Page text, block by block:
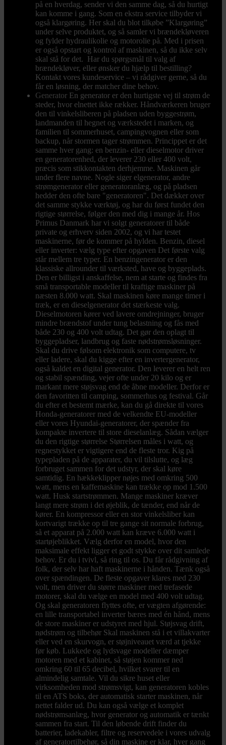
på en hverdag, sender vi den samme dag, så du hurtigt
kan komme i gang. Som en ekstra service tilbyder vi
også klargøring. Her skal du blot tilkøbe ”Klargøring”
under selve produktet, og så samler vi brændekløveren
og fylder hydraulikolie og motorolie på. Med i prisen
er også opstart og kontrol af maskinen, så du ikke selv
skal stå for det. Har du spørgsmål til valg af
brændekløver, eller ønsker du hjælp til bestilling?
Kontakt vores kundeservice – vi rådgiver gerne, så du
får en løsning, der matcher dine behov.
Generator En generator er den hurtigste vej til strøm de
steder, hvor elnettet ikke rækker. Håndværkeren bruger
den til vinkelsliberen på pladsen uden byggestrøm,
landmanden til hegnet og værkstedet i marken, og
familien til sommerhuset, campingvognen eller som
backup, når stormen tager strømmen. Princippet er det
samme hver gang: en benzin- eller dieselmotor driver
en generatorenhed, der leverer 230 eller 400 volt,
præcis som stikkontakten derhjemme. Maskinen går
under flere navne. Nogle siger elgenerator, andre
strømgenerator eller generatoranlæg, og på pladsen
hedder den ofte bare "generatoren". Det dækker over
det samme stykke værktøj, og har du først fundet den
rigtige størrelse, følger den med dig i mange år. Hos
Primus Danmark har vi solgt generatorer til både
private og erhverv siden 2002, og vi har testet
maskinerne, før de kommer på hylden. Benzin, diesel
eller inverter: vælg type efter opgaven Det første valg
står mellem tre typer. En benzingenerator er den
klassiske allrounder til værksted, have og byggeplads.
Den er billigst i anskaffelse, nem at starte og findes fra
små transportable modeller til kraftige maskiner på
næsten 8.000 watt. Skal maskinen køre mange timer i
træk, er en dieselgenerator det stærkeste valg.
Dieselmotoren kører ved lavere omdrejninger, bruger
mindre brændstof under tung belastning og fås med
både 230 og 400 volt udtag. Det gør den oplagt til
byggepladser, landbrug og faste nødstrømsløsninger.
Skal du drive følsom elektronik som computere, tv
eller ladere, skal du kigge efter en invertergenerator,
også kaldet en digital generator. Den leverer en helt ren
og stabil spænding, vejer ofte under 20 kilo og er
markant mere støjsvag end de åbne modeller. Derfor er
den favoritten til camping, sommerhus og festival. Går
du efter et bestemt mærke, kan du gå direkte til vores
Honda-generatorer med de velkendte EU-modeller
eller vores Hyundai-generatorer, der spænder fra
kompakte invertere til store dieselanlæg. Sådan vælger
du den rigtige størrelse Størrelsen måles i watt, og
regnestykket er vigtigere end de fleste tror. Kig på
typepladen på de apparater, du vil tilslutte, og læg
forbruget sammen for det udstyr, der skal køre
samtidig. En hækkeklipper nøjes med omkring 500
watt, mens en kaffemaskine kan trække op mod 1.500
watt. Husk startstrømmen. Mange maskiner kræver
langt mere strøm i det øjeblik, de tænder, end når de
kører. En kompressor eller en stor vinkelsliber kan
kortvarigt trække op til tre gange sit normale forbrug,
så et apparat på 2.000 watt kan kræve 6.000 watt i
startøjeblikket. Vælg derfor en model, hvor den
maksimale effekt ligger et godt stykke over dit samlede
behov. Er du i tvivl, så ring til os. Du får rådgivning af
folk, der selv har haft maskinerne i hånden. Tænk også
over spændingen. De fleste opgaver klares med 230
volt, men driver du større maskiner med trefasede
motorer, skal du vælge en model med 400 volt udtag.
Og skal generatoren flyttes ofte, er vægten afgørende:
en lille transportabel inverter bæres med én hånd, mens
de store maskiner er udstyret med hjul. Støjsvag drift,
nødstrøm og tilbehør Skal maskinen stå i et villakvarter
eller ved en skurvogn, er støjniveauet værd at tjekke
før køb. Lukkede og lydsvage modeller dæmper
motoren med et kabinet, så støjen kommer ned
omkring 60 til 65 decibel, hvilket svarer til en
almindelig samtale. Vil du sikre huset eller
virksomheden mod strømsvigt, kan generatoren kobles
til en ATS boks, der automatisk starter maskinen, når
nettet falder ud. Du kan også vælge et komplet
nødstrømsanlæg, hvor generator og automatik er tænkt
sammen fra start. Til den løbende drift finder du
batterier, ladekabler, filtre og reservedele i vores udvalg
af generatortilbehør, så din maskine er klar, hver gang